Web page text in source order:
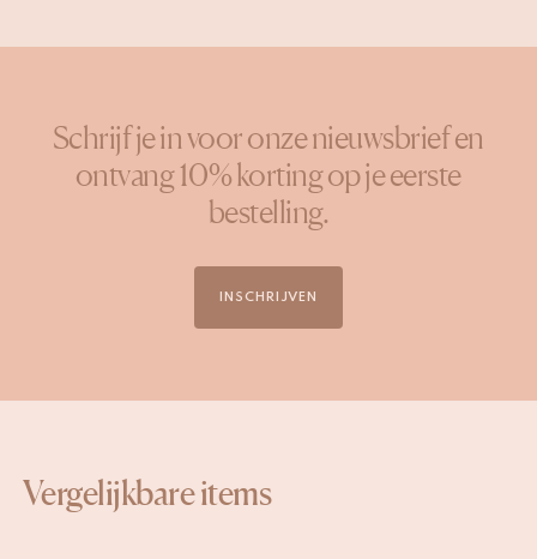
Schrijf je in voor onze nieuwsbrief en
ontvang 10% korting op je eerste
bestelling.
INSCHRIJVEN
Vergelijkbare items